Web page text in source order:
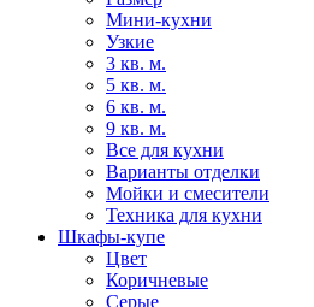
Мини-кухни
Узкие
3 кв. м.
5 кв. м.
6 кв. м.
9 кв. м.
Все для кухни
Варианты отделки
Мойки и смесители
Техника для кухни
Шкафы-купе
Цвет
Коричневые
Серые